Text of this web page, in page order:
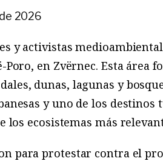
2026
y activistas
Poro, en Zvërnec. Esta área
dunas, lagunas y
y uno de los
los ecosistemas más
para protestar contra el